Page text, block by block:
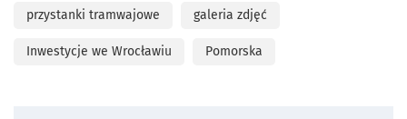
przystanki tramwajowe galeria zdjęć
Inwestycje we Wrocławiu Pomorska